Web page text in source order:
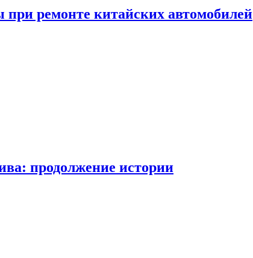
ремонте китайских автомобилей
продолжение истории